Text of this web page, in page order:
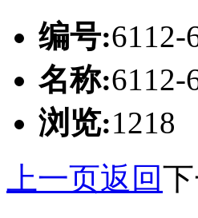
编号:6112-
名称:6112-
浏览:1218
上一页返回